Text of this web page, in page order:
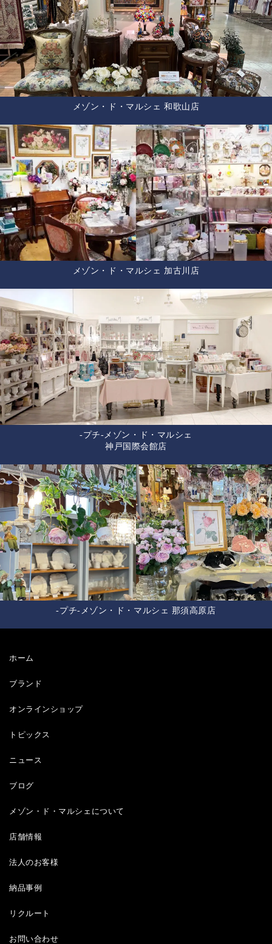
メゾン・ド・マルシェ 和歌山店
メゾン・ド・マルシェ 加古川店
-プチ-メゾン・ド・マルシェ
神戸国際会館店
-プチ-メゾン・ド・マルシェ 那須高原店
ホーム
ブランド
オンラインショップ
トピックス
ニュース
ブログ
メゾン・ド・マルシェについて
店舗情報
法人のお客様
納品事例
リクルート
お問い合わせ